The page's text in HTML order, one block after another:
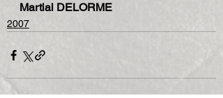
Martial DELORME
2007